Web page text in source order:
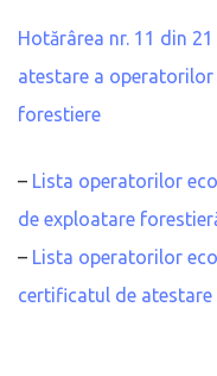
Hotărârea nr. 11 din
atestare a
forestiere
– Lista operatorilor
de exploatare
– Lista operatorilor
certificatul de atestare